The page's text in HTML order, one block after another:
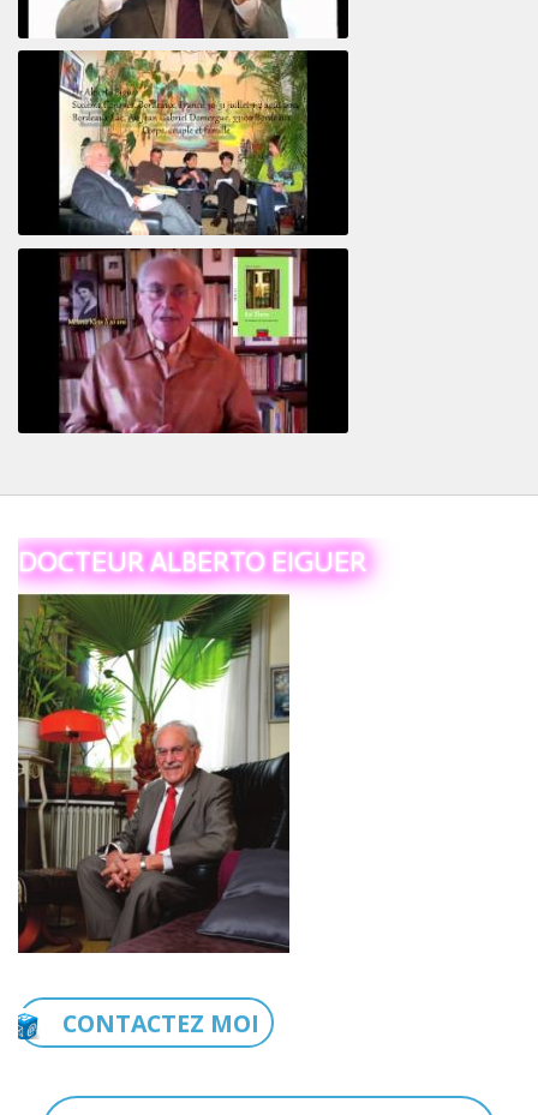
Le pervers narcissique et son complice
Revisitant le corps familial
DOCTEUR ALBERTO EIGUER
CONTACTEZ MOI